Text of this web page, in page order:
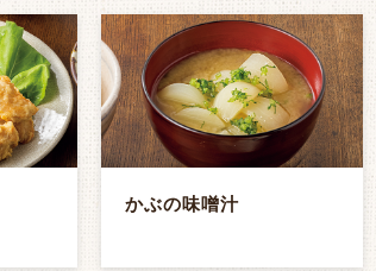
かぶの味噌汁